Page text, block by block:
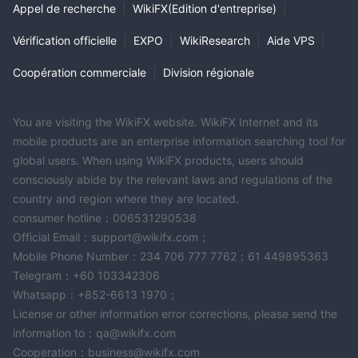
compte de démarrage avec un dépôt minimum de 100 $ ou
même moins.
le compte standard proposé par Eternity Futures nécessite un
000 IDR et encourt une commission de1 $. Le compte est
soumis à des frais de swap facturés quotidiennement, et pour
chaque lot négocié, le compte gagne1 point de fidélité.
compatible avec la plateforme de trading MT4.
Compte Exécutif :
Le compte exécutif a une exigence de dépôt initial plus élevée
de2 000 $. Semblable au compte Standard, il fonctionne sur
un taux fixe de10 000 IDR, mais avec une commission
réduite de 0,75 $.Le compte Executive offre des frais de
swap gratuits et fournit2 points de fidélité
échangé. Il prend également en charge la plateforme de trading
MT4.
Appel de recherche WikiFX(Edition d'entreprise)
Vérification officielle EXPO WikiResearch Aide VPS
Coopération commerciale Division régionale
You are visiting the WikiFX website. WikiFX Internet and its
mobile products are an enterprise information searching tool for
global users. When using WikiFX products, users should
consciously abide by the relevant laws and regulations of the
country and region where they are located.
consumer hotline：006531290538
Official Email：support@wikifx.com；
Mobile Phone Number：234 706 777 7762；61 449895363
Telegram：+60 103342306
Whatsapp：+852-6613 1970；
License or other information error corrections, please send the
information to：qa@wikifx.com
Cooperation：business@wikifx.com